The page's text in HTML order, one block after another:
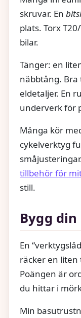
skruvar. En
plats. Torx
bilar.
Tänger: en
näbbtång. Bra
eldetaljer. En
underverk för
Många kör
cykelverktyg
tillbehör för
still.
Bygg
En
räcker en
Poängen är
du hittar i
Min